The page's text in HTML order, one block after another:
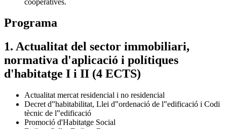
Programa
1. Actualitat del sector immobiliari,
normativa d'aplicació i polítiques
d'habitatge I i II (4 ECTS)
Actualitat mercat residencial i no residencial
Decret d‟habitabilitat, Llei d‟ordenació de l‟edificació i Codi
tècnic de l‟edificació
Promoció d'Habitatge Social